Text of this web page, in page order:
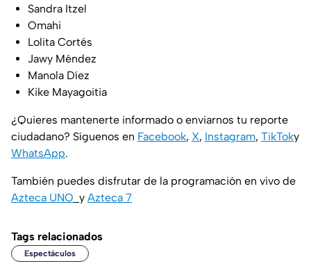
Sandra Itzel
Omahi
Lolita Cortés
Jawy Méndez
Manola Díez
Kike Mayagoitia
¿Quieres mantenerte informado o enviarnos tu reporte
ciudadano? Síguenos en Facebook, X, Instagram, TikToky
WhatsApp.
También puedes disfrutar de la programación en vivo de
Azteca UNO y Azteca 7
Tags relacionados
Espectáculos